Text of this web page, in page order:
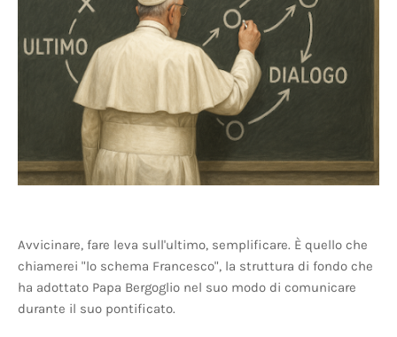
Avvicinare, fare leva sull'ultimo, semplificare. È quello che
chiamerei "lo schema Francesco", la struttura di fondo che
ha adottato Papa Bergoglio nel suo modo di comunicare
durante il suo pontificato.